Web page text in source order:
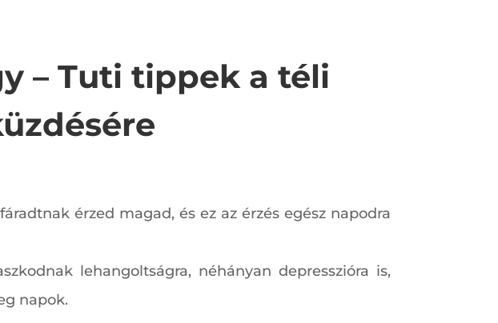
– Tuti tippek a téli
érzed magad, és ez az érzés egész napodra
lehangoltságra, néhányan depresszióra is,
napok.